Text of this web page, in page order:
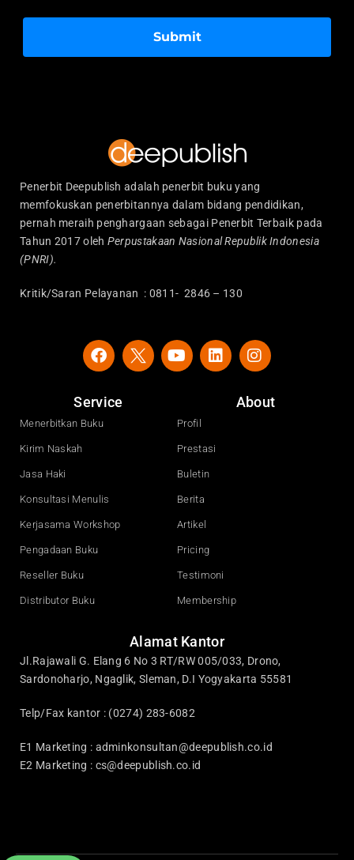
Submit
Penerbit Deepublish adalah penerbit buku yang
memfokuskan penerbitannya dalam bidang pendidikan,
pernah meraih penghargaan sebagai Penerbit Terbaik pada
Tahun 2017 oleh Perpustakaan Nasional Republik Indonesia
(PNRI).
Kritik/Saran Pelayanan : 0811- 2846 – 130
F
a
e
b
o
Y
o
b
e
L
i
i
n
I
n
t
a
Service
Menerbitkan Buku
Kirim Naskah
Jasa Haki
Konsultasi Menulis
Kerjasama Workshop
Pengadaan Buku
Reseller Buku
Distributor Buku
About
Profil
Prestasi
Buletin
Berita
Artikel
Pricing
Testimoni
Membership
Alamat Kantor
Jl.Rajawali G. Elang 6 No 3 RT/RW 005/033, Drono,
Sardonoharjo, Ngaglik, Sleman, D.I Yogyakarta 55581
Telp/Fax kantor : (0274) 283-6082
E1 Marketing : adminkonsultan@deepublish.co.id
E2 Marketing : cs@deepublish.co.id